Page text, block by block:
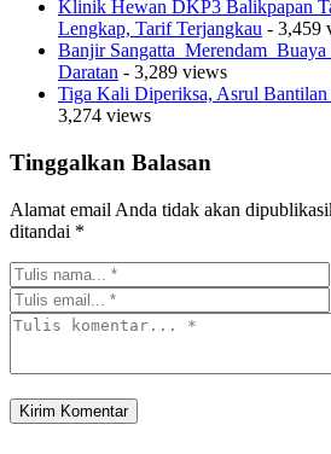
Klinik Hewan DKP3 Balikpapan
Lengkap, Tarif Terjangkau - 3,459
Banjir Sangatta Merendam
Daratan - 3,289 views
Tiga Kali Diperiksa, Asrul Bantilan
3,274 views
Tinggalkan Balasan
Alamat email Anda tidak akan
ditandai *